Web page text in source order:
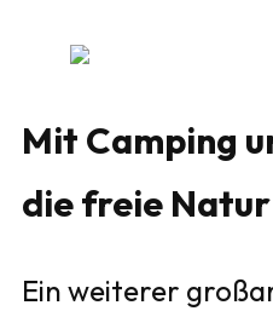
Mit Camping
die freie
Ein weiterer